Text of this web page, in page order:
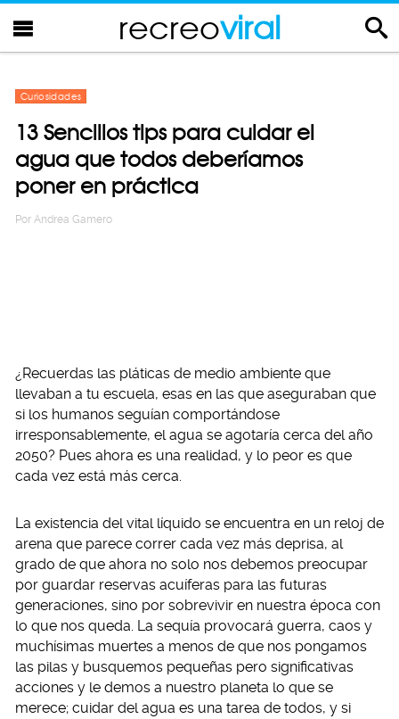
recreoviral
Curiosidades
13 Sencillos tips para cuidar el
agua que todos deberíamos
poner en práctica
Por Andrea Gamero
¿Recuerdas las pláticas de medio ambiente que
llevaban a tu escuela, esas en las que aseguraban que
si los humanos seguían comportándose
irresponsablemente, el agua se agotaría cerca del año
2050? Pues ahora es una realidad, y lo peor es que
cada vez está más cerca.
La existencia del vital líquido se encuentra en un reloj de
arena que parece correr cada vez más deprisa, al
grado de que ahora no solo nos debemos preocupar
por guardar reservas acuíferas para las futuras
generaciones, sino por sobrevivir en nuestra época con
lo que nos queda. La sequía provocará guerra, caos y
muchísimas muertes a menos de que nos pongamos
las pilas y busquemos pequeñas pero significativas
acciones y le demos a nuestro planeta lo que se
merece; cuidar del agua es una tarea de todos, y si